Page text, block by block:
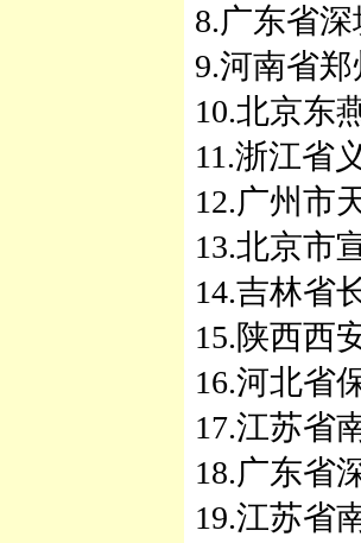
8.广东省
9.河南省
10.北京东
11.浙江省
12.广州市
13.北京市
14.吉林省
15.陕西西
16.河北省
17.江苏省
18.广东省
19.江苏省